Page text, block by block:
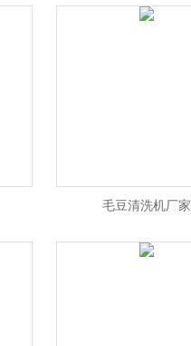
毛豆清洗机厂家